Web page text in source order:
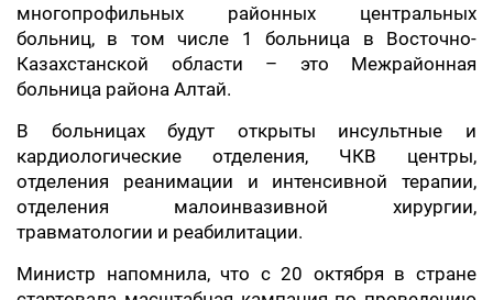
многопрофильных районных центральных
больниц, в том числе 1 больница в Восточно-
Казахстанской области – это Межрайонная
больница района Алтай.
В больницах будут открыты инсультные и
кардиологические отделения, ЧКВ центры,
отделения реанимации и интенсивной терапии,
отделения малоинвазивной хирургии,
травматологии и реабилитации.
Министр напомнила, что с 20 октября в стране